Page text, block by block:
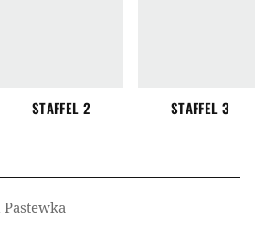
STAFFEL 2 STAFFEL 3
Pastewka